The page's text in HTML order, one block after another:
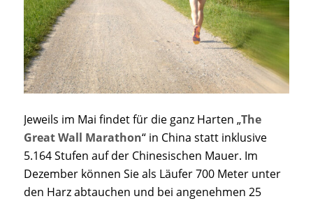
Jeweils im Mai findet für die ganz Harten „The
Great Wall Marathon“ in China statt inklusive
5.164 Stufen auf der Chinesischen Mauer. Im
Dezember können Sie als Läufer 700 Meter unter
den Harz abtauchen und bei angenehmen 25